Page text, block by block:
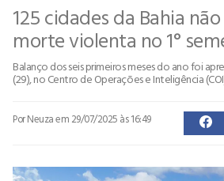
125 cidades da Bahia
morte violenta no 1°
Balanço dos seis primeiros meses do ano foi
(29), no Centro de Operações e Inteligência
Por Neuzaem 29/07/2025 às 16:49